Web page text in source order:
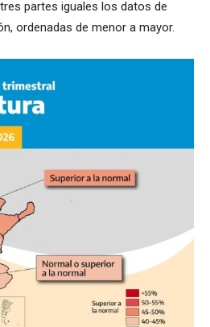
partes iguales los datos de
ordenadas de menor a mayor.